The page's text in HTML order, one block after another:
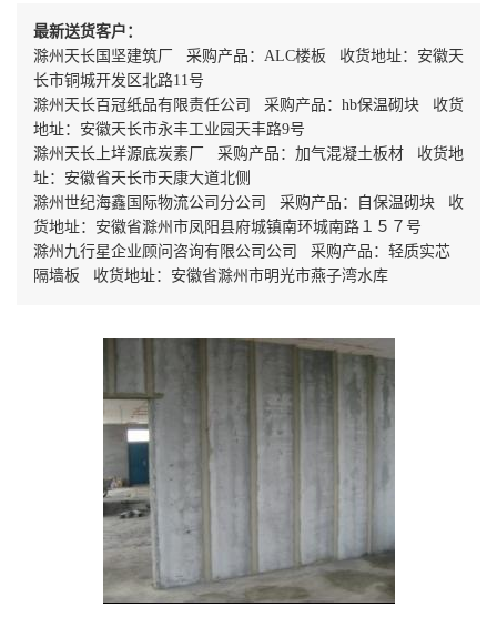
最新送货客户：
滁州天长国坚建筑厂 采购产品：ALC楼板 收货地址：安徽天
长市铜城开发区北路11号
滁州天长百冠纸品有限责任公司 采购产品：hb保温砌块 收货
地址：安徽天长市永丰工业园天丰路9号
滁州天长上垟源底炭素厂 采购产品：加气混凝土板材 收货地
址：安徽省天长市天康大道北侧
滁州世纪海鑫国际物流公司分公司 采购产品：自保温砌块 收
货地址：安徽省滁州市凤阳县府城镇南环城南路１５７号
滁州九行星企业顾问咨询有限公司公司 采购产品：轻质实芯
隔墙板 收货地址：安徽省滁州市明光市燕子湾水库